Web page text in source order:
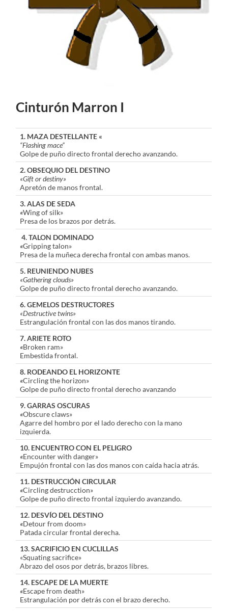
Cinturón Marron I
1. MAZA DESTELLANTE «
“Flashing mace”
Golpe de puño directo frontal derecho avanzando.
2. OBSEQUIO DEL DESTINO
«Gift or destiny»
Apretón de manos frontal.
3. ALAS DE SEDA
«Wing of silk»
Presa de los brazos por detrás.
4. TALON DOMINADO
«Gripping talon»
Presa de la muñeca derecha frontal con ambas manos.
5. REUNIENDO NUBES
«Gathering clouds»
Golpe de puño directo frontal derecho avanzando.
6. GEMELOS DESTRUCTORES
«Destructive twins»
Estrangulación frontal con las dos manos tirando.
7. ARIETE ROTO
«Broken ram»
Embestida frontal.
8. RODEANDO EL HORIZONTE
«Circling the horizon»
Golpe de puño directo frontal derecho avanzando
9. GARRAS OSCURAS
«Obscure claws»
Agarre del hombro por el lado derecho con la mano
izquierda.
10. ENCUENTRO CON EL PELIGRO
«Encounter with danger»
Empujón frontal con las dos manos con caída hacia atrás.
11. DESTRUCCIÓN CIRCULAR
«Circling destrucction»
Golpe de puño directo frontal izquierdo avanzando.
12. DESVÍO DEL DESTINO
«Detour from doom»
Patada circular frontal derecha.
13. SACRIFICIO EN CUCLILLAS
«Squating sacrifice»
Abrazo del osos por detrás, brazos libres.
14. ESCAPE DE LA MUERTE
«Escape from death»
Estrangulación por detrás con el brazo derecho.